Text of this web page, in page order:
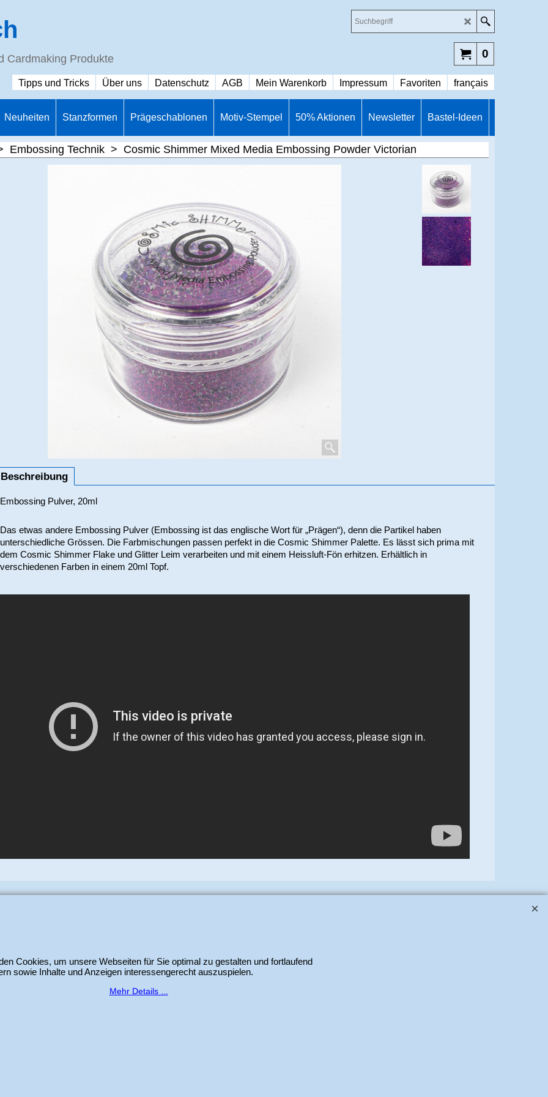
Cardmaking Produkte 0
Tipps und Tricks Über uns Datenschutz AGB Mein Warenkorb Impressum Favoriten français
Neuheiten Stanzformen Prägeschablonen Motiv-Stempel 50% Aktionen Newsletter Bastel-Ideen
Embossing Technik > Cosmic Shimmer Mixed Media Embossing Powder Victorian
Beschreibung
Embossing Pulver, 20ml
Das etwas andere Embossing Pulver (Embossing ist das englische Wort für „Prägen“), denn die Partikel haben
unterschiedliche Grössen. Die Farbmischungen passen perfekt in die Cosmic Shimmer Palette. Es lässt sich prima mit
dem Cosmic Shimmer Flake und Glitter Leim verarbeiten und mit einem Heissluft-Fön erhitzen. Erhältlich in
verschiedenen Farben in einem 20ml Topf.
Software.
Cookies, um unsere Webseiten für Sie optimal zu gestalten und fortlaufend
sowie Inhalte und Anzeigen interessengerecht auszuspielen.
Mehr Details ...